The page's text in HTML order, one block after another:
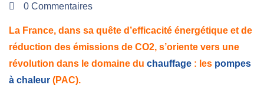
0 Commentaires
La France, dans sa quête d’efficacité énergétique et de
réduction des émissions de CO2, s’oriente vers une
révolution dans le domaine du chauffage : les pompes
à chaleur (PAC).